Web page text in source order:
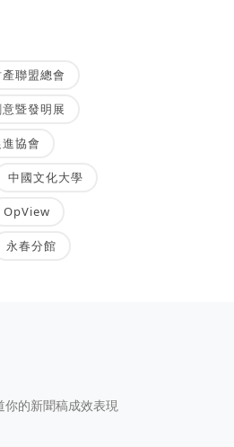
聯盟總會
暨發明展
協會
中國文化大學
OpView
永春分館
的新聞稿成效表現